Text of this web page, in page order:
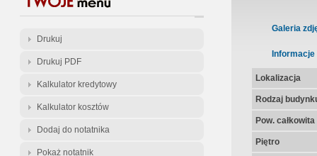
Gratis - Przedwstępna Umowa
Drukuj
Drukuj PDF
Kalkulator kredytowy
Kalkulator kosztów
Dodaj do notatnika
Pokaż notatnik
Galeria
Informacje
Lokalizacja
Rodzaj
Pow.
Piętro